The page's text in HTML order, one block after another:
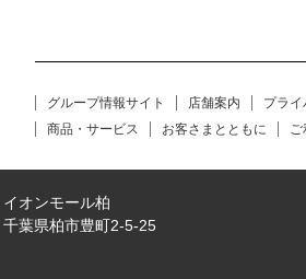
グループ情報サイト 店舗案内 プラ
商品・サービス
お客さまとともに ご
イオンモール柏
千葉県柏市豊町2-5-25